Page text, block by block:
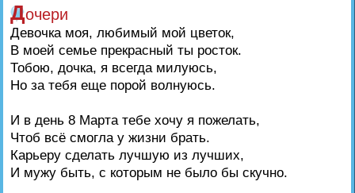
Дочери
Девочка моя, любимый мой цветок,
В моей семье прекрасный ты росток.
Тобою, дочка, я всегда милуюсь,
Но за тебя еще порой волнуюсь.
И в день 8 Марта тебе хочу я пожелать,
Чтоб всё смогла у жизни брать.
Карьеру сделать лучшую из лучших,
И мужу быть, с которым не было бы скучно.